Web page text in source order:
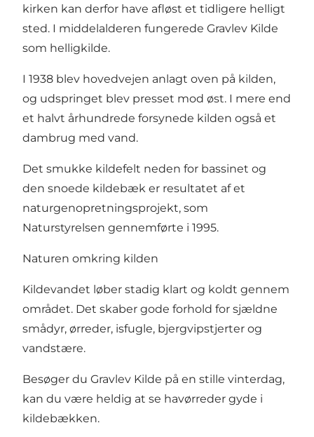
kirken kan derfor have afløst et tidligere helligt
sted. I middelalderen fungerede Gravlev Kilde
som helligkilde.
I 1938 blev hovedvejen anlagt oven på kilden,
og udspringet blev presset mod øst. I mere end
et halvt århundrede forsynede kilden også et
dambrug med vand.
Det smukke kildefelt neden for bassinet og
den snoede kildebæk er resultatet af et
naturgenopretningsprojekt, som
Naturstyrelsen gennemførte i 1995.
Naturen omkring kilden
Kildevandet løber stadig klart og koldt gennem
området. Det skaber gode forhold for sjældne
smådyr, ørreder, isfugle, bjergvipstjerter og
vandstære.
Besøger du Gravlev Kilde på en stille vinterdag,
kan du være heldig at se havørreder gyde i
kildebækken.